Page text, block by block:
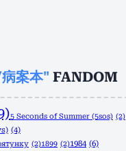
案本" FANDOM
5 Seconds of Summer (5sos) (2)
(4)
(2)1899 (2)1984 (6)